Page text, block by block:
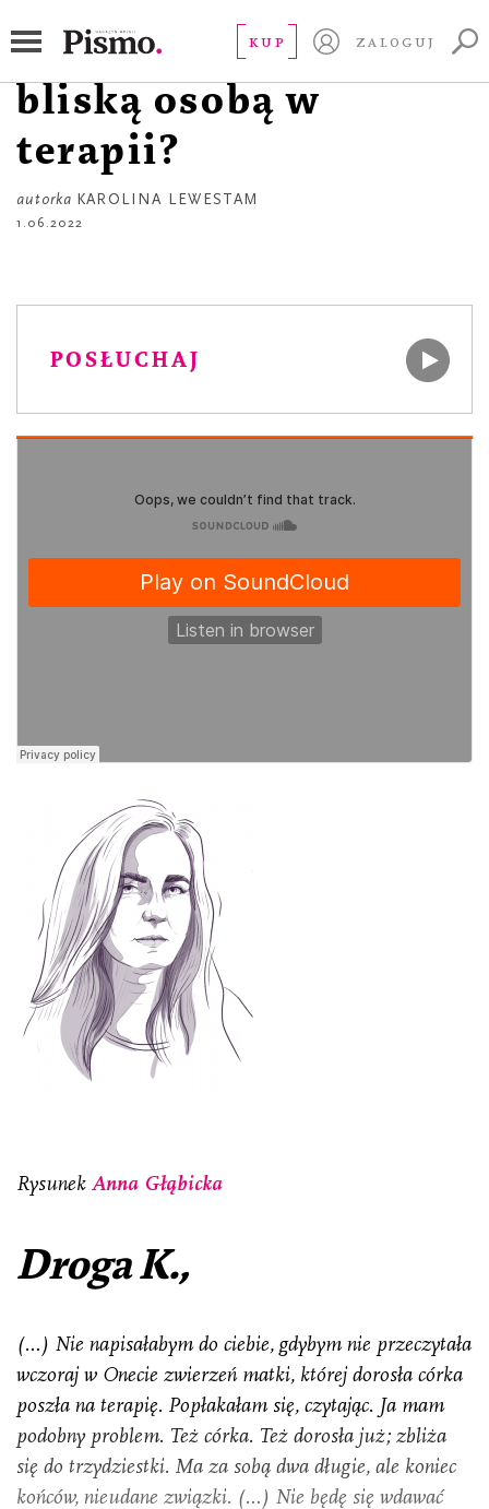
KUP ZALOGUJ
Droga K.! Jak żyć z
bliską osobą w
terapii?
autorka KAROLINA LEWESTAM
1.06.2022
POSŁUCHAJ
Rysunek Anna Głąbicka
Droga K.,
(…) Nie napisałabym do ciebie, gdybym nie przeczytała
wczoraj w Onecie zwierzeń matki, której dorosła córka
poszła na terapię. Popłakałam się, czytając. Ja mam
podobny problem. Też córka. Też dorosła już; zbliża
się do trzydziestki. Ma za sobą dwa długie, ale koniec
końców, nieudane związki. (…) Nie będę się wdawać